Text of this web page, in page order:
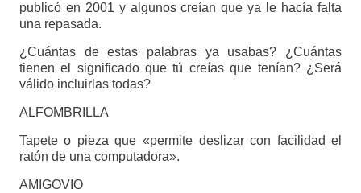
publicó en 2001 y algunos creían que ya le hacía falta
una repasada.
¿Cuántas de estas palabras ya usabas? ¿Cuántas
tienen el significado que tú creías que tenían? ¿Será
válido incluirlas todas?
ALFOMBRILLA
Tapete o pieza que «permite deslizar con facilidad el
ratón de una computadora».
AMIGOVIO